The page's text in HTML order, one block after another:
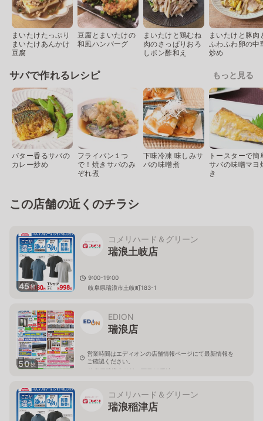
まいたけたっぷり
まいたけあんかけ
豆腐
豆腐とまいたけの
和風ハンバーグ
まいたけと鶏むね
肉のさっぱりおろ
しポン酢和え
まいたけと豚肉
ふわふわ卵の中
炒め
サバで作れるレシピ もっと見る
バター香るサバの
カレー炒め
フライパン１つ
で！焼きサバのみ
ぞれ煮
下味冷凍 味しみサ
バの味噌煮
トースターで簡
サバの味噌マヨ
き
この店舗の近くのチラシ
45枚
コメリハード＆グリーン
瑞浪土岐店
9:00-19:00
岐阜県瑞浪市土岐町183-1
50枚
EDION
瑞浪店
営業時間はエディオンの店舗情報ページにて最新情報を
ご確認ください。
岐阜県瑞浪市穂並一丁目83番地
コメリハード＆グリーン
瑞浪稲津店